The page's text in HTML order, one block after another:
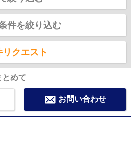
件を絞り込む
リクエスト
とめて
お問い合わせ